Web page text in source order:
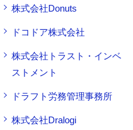
株式会社Donuts
ドコドア株式会社
株式会社トラスト・インベ
ストメント
ドラフト労務管理事務所
株式会社Dralogi